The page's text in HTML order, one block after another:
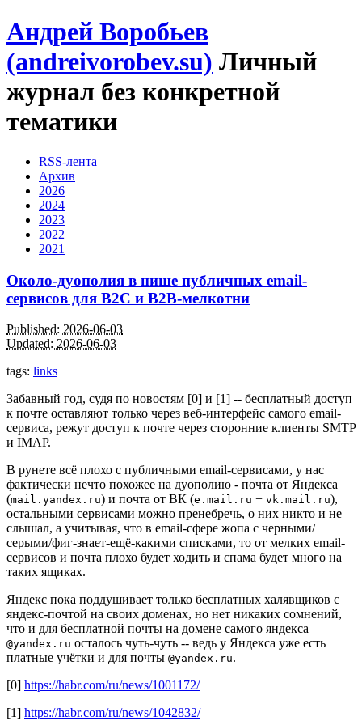
Андрей Воробьев
(andreivorobev.su) Личный
журнал без конкретной
тематики
RSS-лента
Архив
2026
2024
2023
2022
2021
Около-дуополия в нише публичных email-
сервисов для B2C и B2B-мелкотни
Published: 2026-06-03
Updated: 2026-06-03
tags: links
Забавный год, судя по новостям [0] и [1] -- бесплатный доступ
к почте оставляют только через веб-интерфейс самого email-
сервиса, режут доступ к почте через сторонние клиенты SMTP
и IMAP.
В рунете всё плохо с публичными email-сервисами, у нас
фактически нечто похожее на дуополию - почта от Яндекса
(mail.yandex.ru) и почта от ВК (e.mail.ru + vk.mail.ru),
остальными сервисами можно пренебречь, о них никто и не
слышал, а учитывая, что в email-сфере жопа с черными/
серыми/фиг-знает-ещё-какими списками, то от мелких email-
сервисов и почта плохо будет ходить и спама будет много на
таких ящиках.
Яндекс пока поддушивает только бесплатных халявщиков с
яндекс-почтой на своих доменах, но нет никаких сомнений,
что и для бесплатной почты на домене самого яндекса
@yandex.ru осталось чуть-чуть -- ведь у Яндекса уже есть
платные учётки и для почты @yandex.ru.
[0] https://habr.com/ru/news/1001172/
[1] https://habr.com/ru/news/1042832/